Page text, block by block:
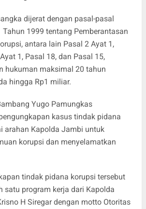
dijerat dengan pasal-pasal
Tahun 1999 tentang Pemberantasan
antara lain Pasal 2 Ayat 1,
1, Pasal 18, dan Pasal 15,
hukuman maksimal 20 tahun
hingga Rp1 miliar.
Yugo Pamungkas
kasus tindak pidana
arahan Kapolda Jambi untuk
korupsi dan menyelamatkan
tindak pidana korupsi tersebut
satu program kerja dari Kapolda
H Siregar dengan motto Otoritas